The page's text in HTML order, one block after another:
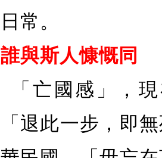
日常。
誰與斯人慷慨同
「亡國感」，
「退此一步，即